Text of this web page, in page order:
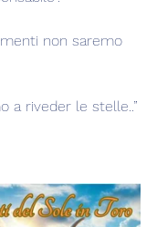
non saremo
a riveder le stelle..”